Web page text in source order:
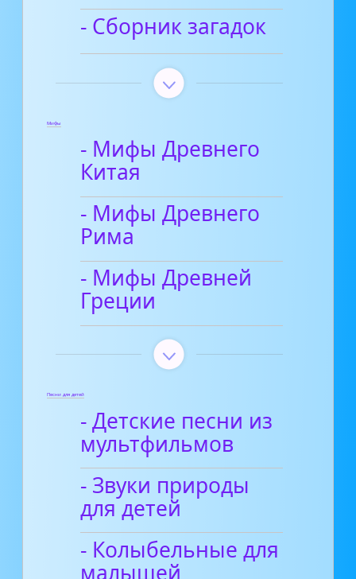
- Сборник загадок
Мифы
- Мифы Древнего
Китая
- Мифы Древнего
Рима
- Мифы Древней
Греции
Песни для детей
- Детские песни из
мультфильмов
- Звуки природы
для детей
- Колыбельные для
малышей